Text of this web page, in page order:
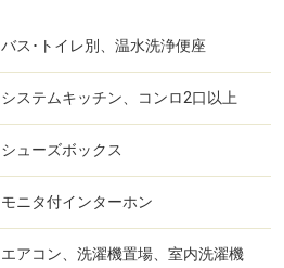
バス･トイレ別、温水洗浄便座
システムキッチン、コンロ2口以上
シューズボックス
モニタ付インターホン
エアコン、洗濯機置場、室内洗濯機